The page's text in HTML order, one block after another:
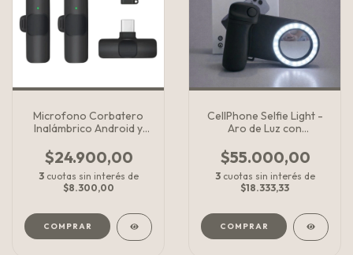
Microfono Corbatero
Inalámbrico Android y
$24.900,00
3 cuotas sin interés de
$8.300,00
CellPhone Selfie Light -
Aro de Luz con
$55.000,00
3 cuotas sin interés de
$18.333,33